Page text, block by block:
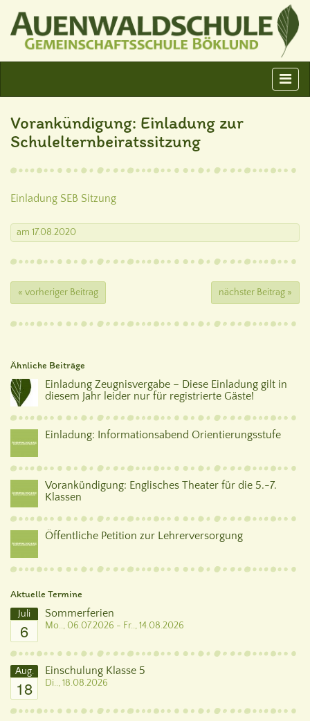
Vorankündigung: Einladung zur
Schulelternbeiratssitzung
Einladung SEB Sitzung
am 17.08.2020
« vorheriger Beitrag nächster Beitrag »
Ähnliche Beiträge
Einladung Zeugnisvergabe – Diese Einladung gilt in
diesem Jahr leider nur für registrierte Gäste!
Einladung: Informationsabend Orientierungsstufe
Vorankündigung: Englisches Theater für die 5.-7.
Klassen
Öffentliche Petition zur Lehrerversorgung
Aktuelle Termine
Juli
6
Sommerferien
Mo.., 06.07.2026 - Fr.., 14.08.2026
Aug.
18
Einschulung Klasse 5
Di.., 18.08.2026